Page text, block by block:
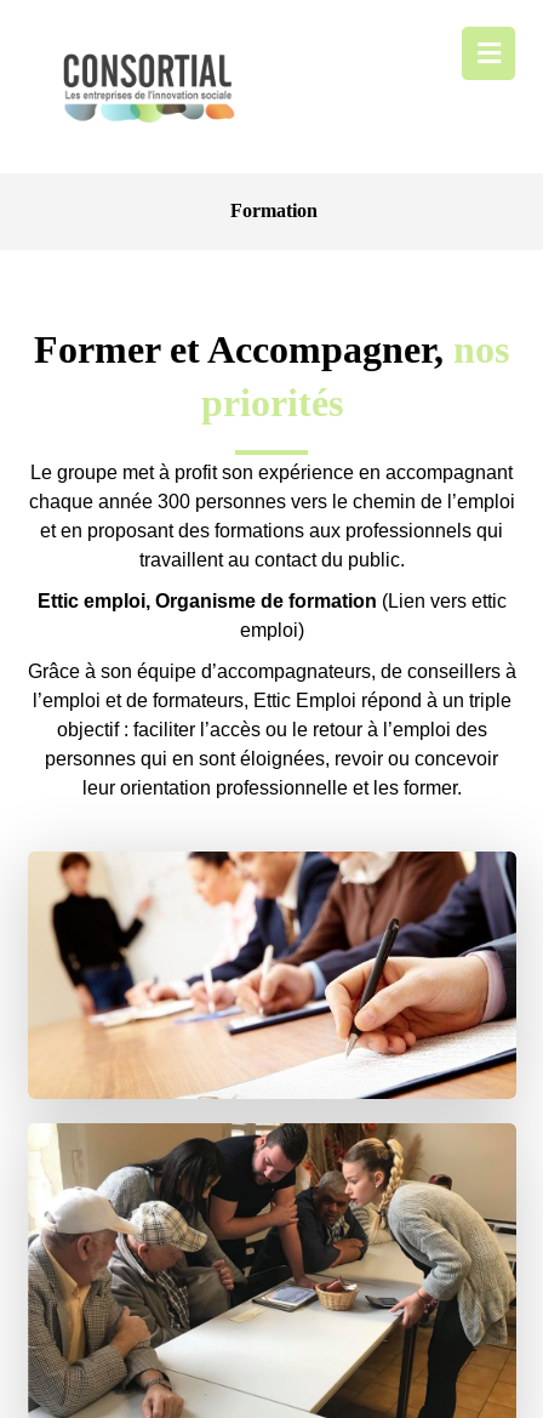
Formation
Former et Accompagner, nos
priorités
Le groupe met à profit son expérience en accompagnant
chaque année 300 personnes vers le chemin de l’emploi
et en proposant des formations aux professionnels qui
travaillent au contact du public.
Ettic emploi, Organisme de formation (Lien vers ettic
emploi)
Grâce à son équipe d’accompagnateurs, de conseillers à
l’emploi et de formateurs, Ettic Emploi répond à un triple
objectif : faciliter l’accès ou le retour à l’emploi des
personnes qui en sont éloignées, revoir ou concevoir
leur orientation professionnelle et les former.